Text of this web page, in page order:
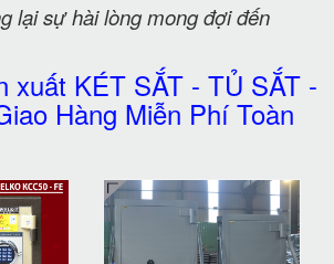
lại sự hài lòng mong đợi đến
xuất KÉT SẮT - TỦ SẮT -
Hàng Miễn Phí Toàn